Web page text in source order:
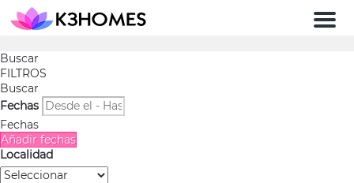
Menu
Buscar
FILTROS
Buscar
Fechas
Fechas
Añadir fechas
Localidad